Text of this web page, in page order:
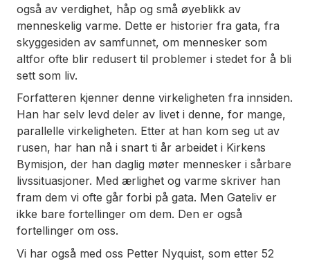
også av verdighet, håp og små øyeblikk av
menneskelig varme. Dette er historier fra gata, fra
skyggesiden av samfunnet, om mennesker som
altfor ofte blir redusert til problemer i stedet for å bli
sett som liv.
Forfatteren kjenner denne virkeligheten fra innsiden.
Han har selv levd deler av livet i denne, for mange,
parallelle virkeligheten. Etter at han kom seg ut av
rusen, har han nå i snart ti år arbeidet i Kirkens
Bymisjon, der han daglig møter mennesker i sårbare
livssituasjoner. Med ærlighet og varme skriver han
fram dem vi ofte går forbi på gata. Men Gateliv er
ikke bare fortellinger om dem. Den er også
fortellinger om oss.
Vi har også med oss Petter Nyquist, som etter 52